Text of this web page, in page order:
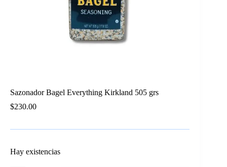
Sazonador Bagel Everything Kirkland 505 grs
$230.00
Hay existencias